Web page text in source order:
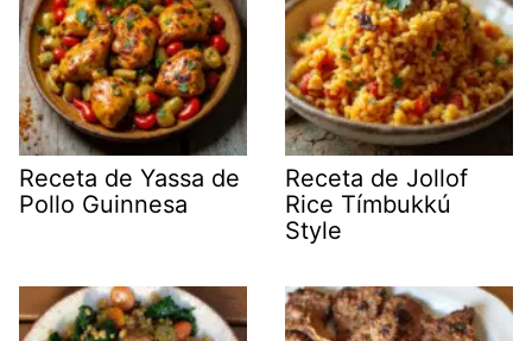
Receta de Yassa de
Pollo Guinnesa
Receta de Jollof
Rice Tímbukkú
Style